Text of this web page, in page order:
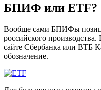
БПИФ или ETF?
Вообще сами БПИФы
российского
сайте Сбербанка или ВТБ
обозначение.